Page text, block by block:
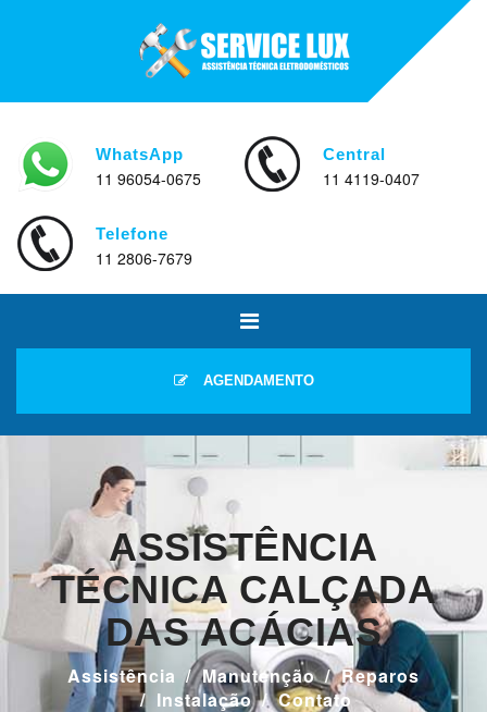
WhatsApp
11 96054-0675
Central
11 4119-0407
Telefone
11 2806-7679
AGENDAMENTO
ASSISTÊNCIA
TÉCNICA CALÇADA
DAS ACÁCIAS
Assistência Manutenção
Reparos
Instalação
Contato